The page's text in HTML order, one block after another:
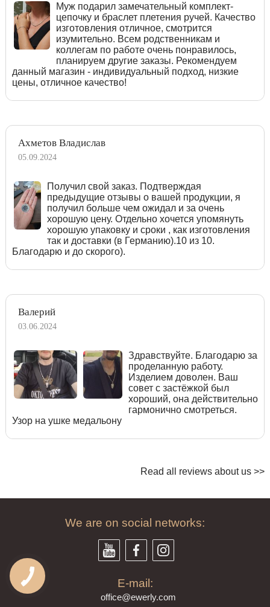
Муж подарил замечательный комплект-
цепочку и браслет плетения ручей. Качество
изготовления отличное, смотрится
изумительно. Всем родственникам и
коллегам по работе очень понравилось,
планируем другие заказы. Рекомендуем
данный магазин - индивидуальный подход, низкие
цены, отличное качество!
Ахметов Владислав
05.09.2024
Получил свой заказ. Подтверждая
предыдущие отзывы о вашей продукции, я
получил больше чем ожидал и за очень
хорошую цену. Отдельно хочется упомянуть
хорошую упаковку и сроки , как изготовления
так и доставки (в Германию).10 из 10.
Благодарю и до скорого).
Валерий
03.06.2024
Здравствуйте. Благодарю за
проделанную работу.
Изделием доволен. Ваш
совет с застёжкой был
хороший, она действительно
гармонично смотреться.
Узор на ушке медальону
Read all reviews about us >>
We are on social networks:
E-mail:
office@ewerly.com